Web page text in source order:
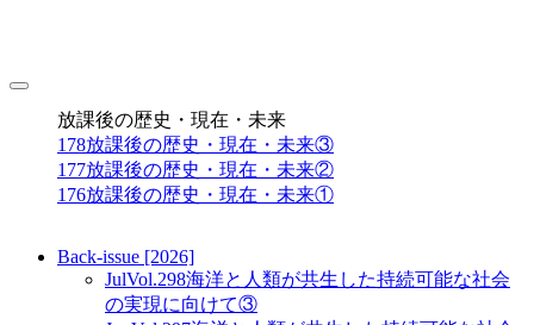
toggle
navigation放課後の歴史・現在・未来
178放課後の歴史・現在・未来③
177放課後の歴史・現在・未来②
176放課後の歴史・現在・未来①
Back-issue [2026]
JulVol.298海洋と人類が共生した持続可能な社会
の実現に向けて③